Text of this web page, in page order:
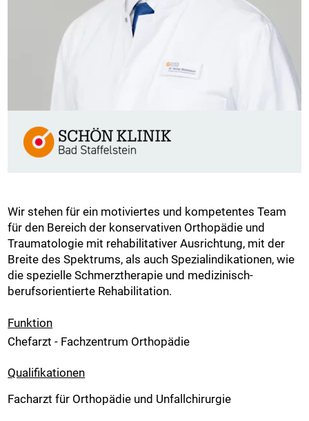
Wir stehen für ein motiviertes und kompetentes Team
für den Bereich der konservativen Orthopädie und
Traumatologie mit rehabilitativer Ausrichtung, mit der
Breite des Spektrums, als auch Spezialindikationen, wie
die spezielle Schmerztherapie und medizinisch-
berufsorientierte Rehabilitation.
Funktion
Chefarzt - Fachzentrum Orthopädie
Qualifikationen
Facharzt für Orthopädie und Unfallchirurgie